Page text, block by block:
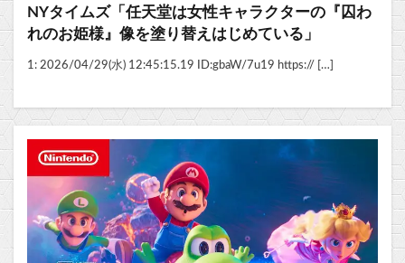
NYタイムズ「任天堂は女性キャラクターの『囚わ
れのお姫様』像を塗り替えはじめている」
1: 2026/04/29(水) 12:45:15.19 ID:gbaW/7u19 https:// […]